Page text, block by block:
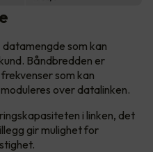
som kan
Båndbredden er
som kan
over datalinken.
i linken, det
gir mulighet for